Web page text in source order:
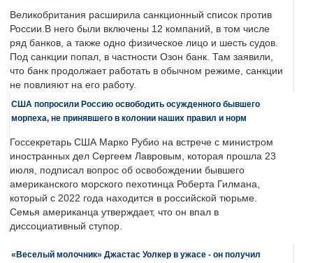
Великобритания расширила санкционный список против
России.В него были включены 12 компаний, в том числе
ряд банков, а также одно физическое лицо и шесть судов.
Под санкции попал, в частности Озон банк. Там заявили,
что банк продолжает работать в обычном режиме, санкции
не повлияют на его работу.
США попросили Россию освободить осужденного бывшего
морпеха, не принявшего в колонии наших правил и норм
Госсекретарь США Марко Рубио на встрече с министром
иностранных дел Сергеем Лавровым, которая прошла 23
июля, подписал вопрос об освобождении бывшего
американского морского пехотинца Роберта Гилмана,
который с 2022 года находится в российской тюрьме.
Семья американца утверждает, что он впал в
диссоциативный ступор.
«Веселый молочник» Джастас Уолкер в ужасе - он получил